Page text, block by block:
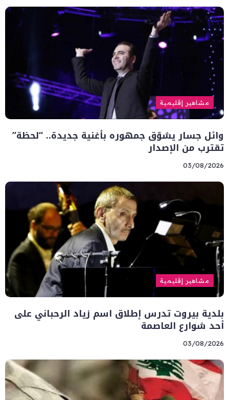
مشاهير إقليمية
وائل جسار يشوّق جمهوره بأغنية جديدة.. “لحظة”
تقترب من الإصدار
03/08/2026
مشاهير إقليمية
بلدية بيروت تدرس إطلاق اسم زياد الرحباني على
أحد شوارع العاصمة
03/08/2026